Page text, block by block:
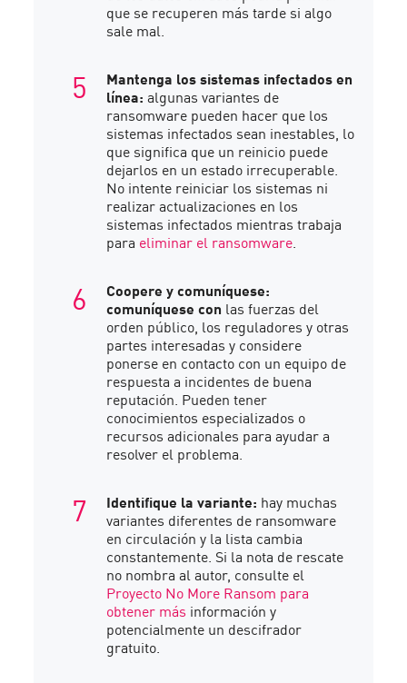
que se recuperen más tarde si algo
sale mal.
Mantenga los sistemas infectados en
línea: algunas variantes de
ransomware pueden hacer que los
sistemas infectados sean inestables, lo
que significa que un reinicio puede
dejarlos en un estado irrecuperable.
No intente reiniciar los sistemas ni
realizar actualizaciones en los
sistemas infectados mientras trabaja
para eliminar el ransomware.
Coopere y comuníquese:
comuníquese con las fuerzas del
orden público, los reguladores y otras
partes interesadas y considere
ponerse en contacto con un equipo de
respuesta a incidentes de buena
reputación. Pueden tener
conocimientos especializados o
recursos adicionales para ayudar a
resolver el problema.
Identifique la variante: hay muchas
variantes diferentes de ransomware
en circulación y la lista cambia
constantemente. Si la nota de rescate
no nombra al autor, consulte el
Proyecto No More Ransom para
obtener más información y
potencialmente un descifrador
gratuito.